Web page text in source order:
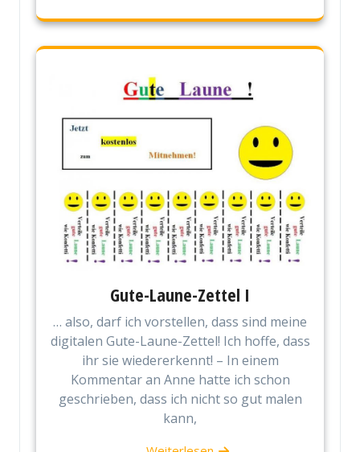
Gute-Laune-Zettel I
… also, darf ich vorstellen, dass sind meine
digitalen Gute-Laune-Zettel! Ich hoffe, dass
ihr sie wiedererkennt! – In einem
Kommentar an Anne hatte ich schon
geschrieben, dass ich nicht so gut malen
kann,